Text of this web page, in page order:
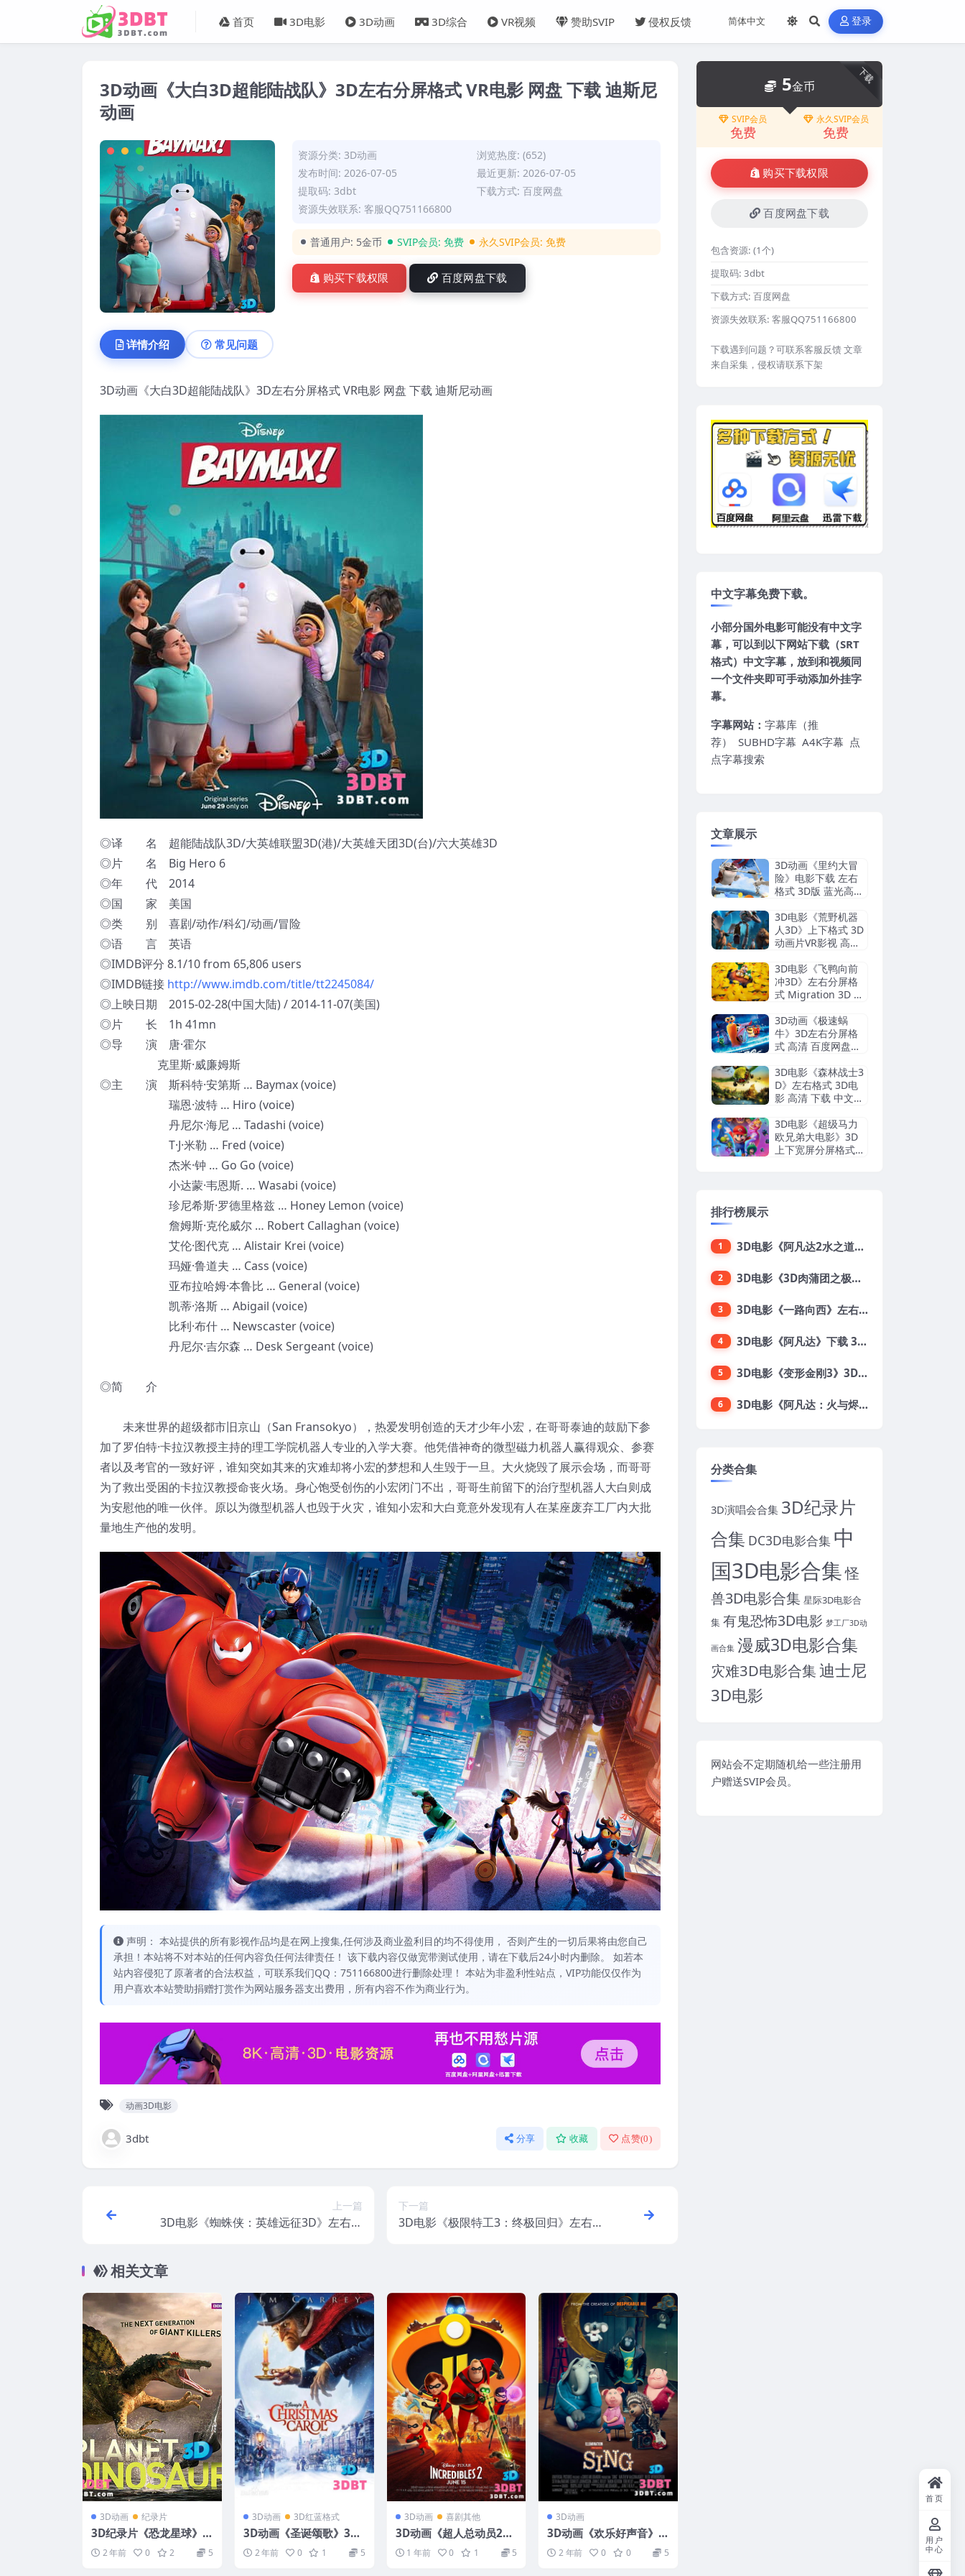
首页 3D电影 3D动画 3D综合 VR视频 赞助SVIP 侵权反馈 登录
3D动画《大白3D超能陆战队》3D左右分屏格式 VR电影 网盘 下载 迪斯尼
动画
资源分类: 3D动画
浏览热度: (652)
发布时间: 2026-07-05
最近更新: 2026-07-05
提取码: 3dbt
下载方式: 百度网盘
资源失效联系: 客服QQ751166800
普通用户: 5金币 SVIP会员:免费 永久SVIP会员:免费
购买下载权限 百度网盘下载
详情介绍 常见问题
3D动画《大白3D超能陆战队》3D左右分屏格式 VR电影 网盘 下载 迪斯尼动画
◎译 名 超能陆战队3D/大英雄联盟3D(港)/大英雄天团3D(台)/六大英雄3D
◎片 名 Big Hero 6
◎年 代 2014
◎国 家 美国
◎类 别 喜剧/动作/科幻/动画/冒险
◎语 言 英语
◎IMDB评分 8.1/10 from 65,806 users
◎IMDB链接 http://www.imdb.com/title/tt2245084/
◎上映日期 2015-02-28(中国大陆) / 2014-11-07(美国)
◎片 长 1h 41mn
◎导 演 唐·霍尔
克里斯·威廉姆斯
◎主 演 斯科特·安第斯 … Baymax (voice)
瑞恩·波特 … Hiro (voice)
丹尼尔·海尼 … Tadashi (voice)
T·J·米勒 … Fred (voice)
杰米·钟 … Go Go (voice)
小达蒙·韦恩斯. … Wasabi (voice)
珍尼希斯·罗德里格兹 … Honey Lemon (voice)
詹姆斯·克伦威尔 … Robert Callaghan (voice)
艾伦·图代克 … Alistair Krei (voice)
玛娅·鲁道夫 … Cass (voice)
亚布拉哈姆·本鲁比 … General (voice)
凯蒂·洛斯 … Abigail (voice)
比利·布什 … Newscaster (voice)
丹尼尔·吉尔森 … Desk Sergeant (voice)
◎简 介
未来世界的超级都市旧京山（San Fransokyo），热爱发明创造的天才少年小宏，在哥哥泰迪的鼓励下参
加了罗伯特·卡拉汉教授主持的理工学院机器人专业的入学大赛。他凭借神奇的微型磁力机器人赢得观众、参赛
者以及考官的一致好评，谁知突如其来的灾难却将小宏的梦想和人生毁于一旦。大火烧毁了展示会场，而哥哥
为了救出受困的卡拉汉教授命丧火场。身心饱受创伤的小宏闭门不出，哥哥生前留下的治疗型机器人大白则成
为安慰他的唯一伙伴。原以为微型机器人也毁于火灾，谁知小宏和大白竟意外发现有人在某座废弃工厂内大批
量地生产他的发明。
声明： 本站提供的所有影视作品均是在网上搜集,任何涉及商业盈利目的均不得使用， 否则产生的一切后果将由您自己
承担！本站将不对本站的任何内容负任何法律责任！ 该下载内容仅做宽带测试使用，请在下载后24小时内删除。 如若本
站内容侵犯了原著者的合法权益，可联系我们QQ：751166800进行删除处理！ 本站为非盈利性站点，VIP功能仅仅作为
用户喜欢本站赞助捐赠打赏作为网站服务器支出费用，所有内容不作为商业行为。
动画3D电影
3dbt 分享 收藏 点赞(0)
上一篇
3D电影《蜘蛛侠：英雄远征3D》左右分
下一篇
3D电影《极限特工3：终极回归》左右分
相关文章
3D动画 纪录片
3D纪录片《恐龙星球》3
D版 BBC纪录片 下载
2 年前 0 2 5
3D动画 3D红蓝格式
3D动画《圣诞颂歌》3D
左右格式 高清网盘 下载
VR3D动画片
2 年前 0 1 5
3D动画 喜剧其他
3D动画《超人总动员2》
电影下载 左右格式 3D版
蓝光原盘高清 下载
1 年前 0 1 5
3D动画
3D动画《欢乐好声音》
电影左右格式 3D版 下载
网盘+迅雷下载
2 年前 0 0 5
下载
5金币
SVIP会员
免费
永久SVIP会员
免费
购买下载权限
百度网盘下载
包含资源: (1个)
提取码: 3dbt
下载方式: 百度网盘
资源失效联系: 客服QQ751166800
下载遇到问题？可联系客服反馈 文章
来自采集，侵权请联系下架
中文字幕免费下载。
小部分国外电影可能没有中文字
幕，可以到以下网站下载（SRT
格式）中文字幕，放到和视频同
一个文件夹即可手动添加外挂字
幕。
字幕网站： 字幕库（推
荐）
SUBHD字幕 A4K字幕 点
点字幕搜索
文章展示
3D动画《里约大冒
险》电影下载 左右
格式 3D版 蓝光高清
3D电影《荒野机器
人3D》上下格式 3D
动画片VR影视 高清
3D电影《飞鸭向前
冲3D》左右分屏格
式 Migration 3D 高
3D动画《极速蜗
牛》3D左右分屏格
式 高清 百度网盘下
3D电影《森林战士3
D》左右格式 3D电
影 高清 下载 中文字
3D电影《超级马力
欧兄弟大电影》3D
上下宽屏分屏格式
排行榜展示
1 3D电影《阿凡达2水之道》3D左右格式 高清蓝光原盘 网盘下载 中文配音 4K3DVR电影
2 3D电影《3D肉蒲团之极乐宝鉴》下载 全球首部3D限制级电影 网盘下载
3 3D电影《一路向西》左右格式 3D版 高清 网盘 下载
4 3D电影《阿凡达》下载 3D左右格式 加长版 网盘下载
5 3D电影《变形金刚3》3D左右格式 高清蓝光 百度网盘+迅雷 下载 出屏国配字幕.国英双语
6 3D电影《阿凡达：火与烬》3D 4K Avatar：Fire and Ash 3D 左右格式 高清4K 电影 下载
分类合集
3D演唱会合集 3D纪录片
合集 DC3D电影合集 中
国3D电影合集怪
兽3D电影合集 星际3D电影合
集 有鬼恐怖3D电影 梦工厂3D动
画合集 漫威3D电影合集
灾难3D电影合集迪士尼
3D电影
网站会不定期随机给一些注册用
户赠送SVIP会员。
首页
用户
中心